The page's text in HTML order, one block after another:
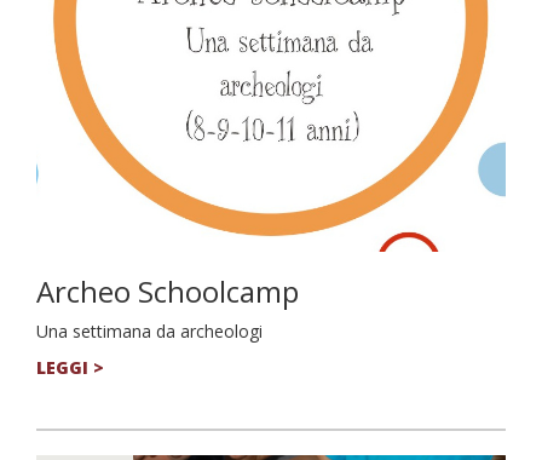
Archeo Schoolcamp
Una settimana da archeologi
LEGGI >